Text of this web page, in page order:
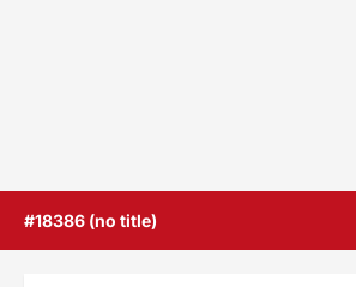
#18386 (no title)